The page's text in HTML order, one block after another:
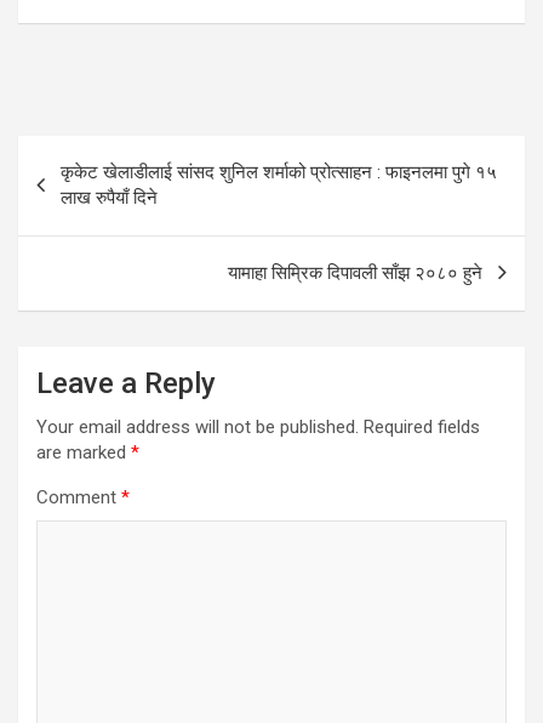
Post
navigation
कृकेट खेलाडीलाई सांसद शुनिल शर्माको प्रोत्साहन : फाइनलमा पुगे १५
लाख रुपैयाँ दिने
यामाहा सिम्रिक दिपावली साँझ २०८० हुने
Leave a Reply
Your email address will not be published. Required fields
are marked *
Comment *